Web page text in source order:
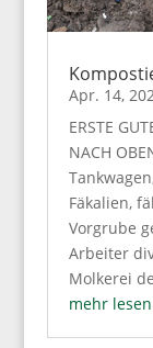
Apr. 14,
ERSTE
NACH
Fäkalien,
Vorgrube
Arbeiter
Molkerei
mehr lesen